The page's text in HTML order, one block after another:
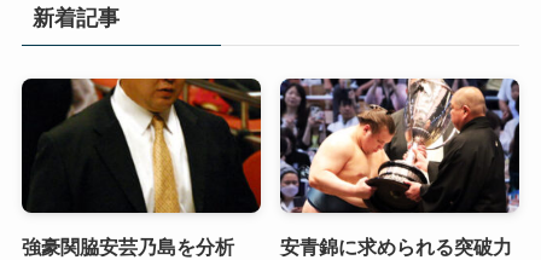
新着記事
強豪関脇安芸乃島を分析
安青錦に求められる突破力